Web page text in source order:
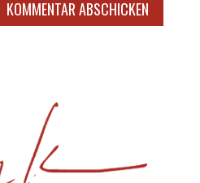
KOMMENTAR ABSCHICKEN